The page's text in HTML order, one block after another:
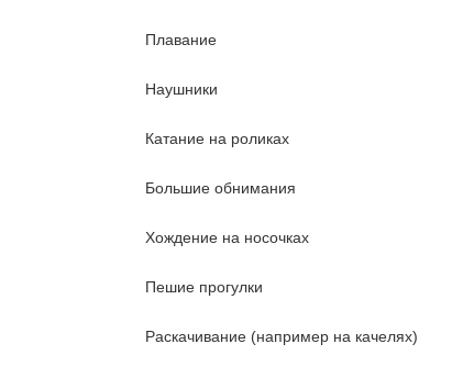
Плавание
Наушники
Катание на роликах
Большие обнимания
Хождение на носочках
Пешие прогулки
Раскачивание (например на качелях)